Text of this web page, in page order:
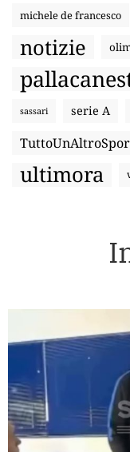
michele de francesco
notizie
sassari serie A
ultimora